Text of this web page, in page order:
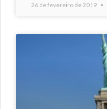
26 de fevereiro de 2019